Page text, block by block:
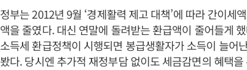
정부는 2012년 9월 ‘경제활력 제고 대책’에 따라 간이세
액을 줄였다. 대신 연말에 돌려받는 환급액이 줄어들게
소득세 환급정책이 시행되면 봉급생활자가 소득이 늘어
봤다. 당시엔 추가적 재정부담 없이도 세금감면의 혜택